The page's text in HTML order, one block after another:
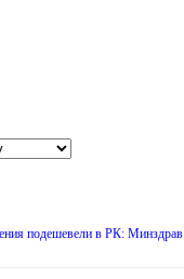
подешевели в РК: Минздрав